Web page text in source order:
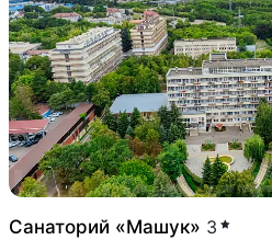
Санаторий «Машук» 3